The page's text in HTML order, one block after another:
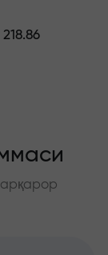
218.86